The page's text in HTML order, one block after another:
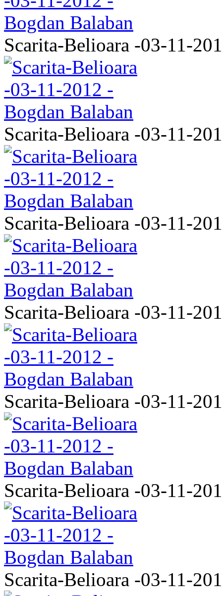
Scarita-Belioara -03-11-
Scarita-Belioara -03-11-
Scarita-Belioara -03-11-
Scarita-Belioara -03-11-
Scarita-Belioara -03-11-
Scarita-Belioara -03-11-
Scarita-Belioara -03-11-